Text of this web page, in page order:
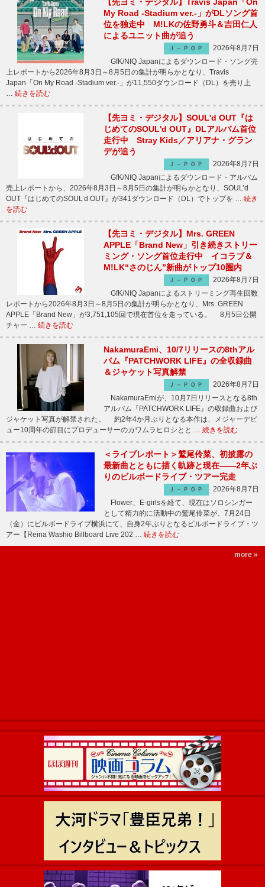
My Road -Stadium ver.-」がDLソング首
位を独走中 M!LKの佐野勇斗＆吉田仁人
によるユニット曲が追う
Ｊ－ＰＯＰ
2026年8月7日
GfK/NIQ Japanによるダウンロード・ソング売
上レポートから2026年8月3日～8月5日の集計が明らかとなり、Travis
Japan「On My Road -Stadium ver.-」が11,550ダウンロード（DL）を売り上
… 続きを読む
【先ヨミ・デジタル】SOUL'd OUT『は
じめてのSOUL'd OUT』DLアルバム首位
走行中 Stray Kids／アリアナ・グラン
デが追う
Ｊ－ＰＯＰ
2026年8月7日
GfK/NIQ Japanによるダウンロード・アルバム
売上レポートから、2026年8月3日～8月5日の集計が明らかとなり、SOUL’d
OUT『はじめてのSOUL’d OUT』が341ダウンロード（DL）でトップを … 続き
を読む
【先ヨミ・デジタル】Mrs. GREEN
APPLE「Brand New」引き続きストリー
ミング・ソング首位走行中 イコラブ＆
M!LK“さのじん”新曲がトップ10圏内
Ｊ－ＰＯＰ
2026年8月7日
GfK/NIQ Japanによるストリーミング再生回数
レポートから2026年8月3日～8月5日の集計が明らかとなり、Mrs. GREEN
APPLE「Brand New」が3,751,105回で現在首位を走っている。 8月5日公開
チャー … 続きを読む
NakamuraEmi、10/7リリースの8thアル
バム『PATCHWORK LIFE』の全収録曲
＆ジャケット写真解禁
Ｊ－ＰＯＰ
2026年8月7日
NakamuraEmiが、10月7日リリースとなる8th
アルバム『PATCHWORK LIFE』の収録曲および
ジャケット写真が解禁された。 約2年4か月ぶりとなる本作は、メジャーデビ
ュー10周年の節目にプロデューサーのカワムラヒロシとと … 続きを読む
＜ライブレポート＞鷲尾伶菜、初披露の
最新曲とともに描く軌跡と現在――2年ぶ
りのビルボードライブ・ツアー完走
Ｊ－ＰＯＰ
2026年8月7日
Flower、E-girlsを経て、現在はソロシンガー
として精力的に活動中の鷲尾伶菜が、7月24日
（金）にビルボードライブ横浜にて、自身2年ぶりとなるビルボードライブ・ツ
アー【Reina Washio Billboard Live 202 … 続きを読む
more »